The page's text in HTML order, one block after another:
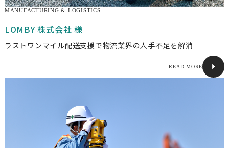
MANUFACTURING & LOGISTICS
LOMBY 株式会社 様
ラストワンマイル配送支援で物流業界の人手不足を解消
READ MORE